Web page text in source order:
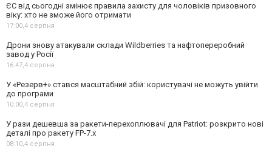
ЄС від сьогодні змінює правила захисту для чоловіків призовного
віку: хто не зможе його отримати
17:00,4 серпня
Дрони знову атакували склади Wildberries та нафтопереробний
завод у Росії
16:47,4 серпня
У «Резерв+» стався масштабний збій: користувачі не можуть увійти
до програми
10:00,4 серпня
У рази дешевша за ракети-перехоплювачі для Patriot: розкрито нові
деталі про ракету FP-7.x
08:10,4 серпня